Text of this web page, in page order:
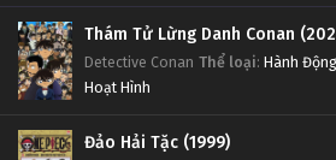
Thám Tử Lừng Danh Conan
Detective Conan Thể loại: Hành Động
Hoạt Hình
Đảo Hải Tặc (1999)